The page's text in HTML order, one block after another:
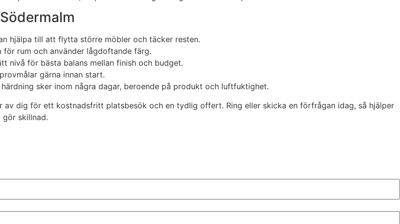
hjälpa till att flytta större möbler och täcker resten.
för rum och använder lågdoftande färg.
nivå för bästa balans mellan finish och budget.
gärna innan start.
sker inom några dagar, beroende på produkt och luftfuktighet.
av dig för ett kostnadsfritt platsbesök och en tydlig offert. Ring eller skicka en förfrågan idag, så hjälper
skillnad.